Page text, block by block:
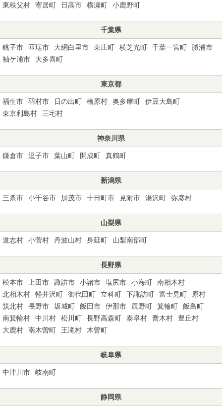
東秩父村 寄居町 日高市 横瀬町 小鹿野町
千葉県
銚子市 匝瑳市 大網白里市 東庄町 横芝光町 千葉一宮町
勝浦市
袖ケ浦市
大多喜町
東京都
福生市 羽村市 日の出町 檜原村 奥多摩町
伊豆大島町
東京利島村
三宅村
神奈川県
鎌倉市 逗子市 葉山町 開成町 真鶴町
新潟県
三条市 小千谷市 加茂市 十日町市 見附市 湯沢町 弥彦村
山梨県
道志村 小菅村 丹波山村 身延町 山梨南部町
長野県
松本市 上田市 諏訪市 小諸市 塩尻市 小海町
南相木村
北相木村
軽井沢町 御代田町 立科町 下諏訪町 富士見町
原村
筑北村
長野市 坂城町 飯田市 伊那市 辰野町 箕輪町
飯島町
南箕輪村
中川村 松川町 長野高森町 泰阜村 喬木村
豊丘村
大鹿村
南木曽町 王滝村 木曽町
岐阜県
中津川市 岐南町
静岡県